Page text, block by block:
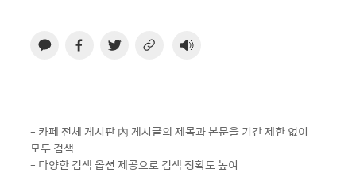
- 카페 전체 게시판 內 게시글의 제목과 본문을 기간 제한 없이
모두 검색
- 다양한 검색 옵션 제공으로 검색 정확도 높여